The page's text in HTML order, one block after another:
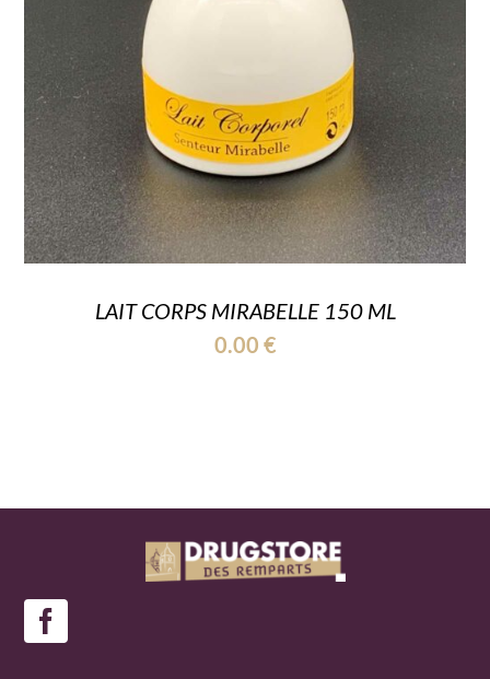
LAIT CORPS MIRABELLE 150 ML
0.00 €